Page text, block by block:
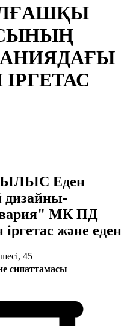
Еден
дизайны-
МК ПД
және еден
45
сипаттамасы